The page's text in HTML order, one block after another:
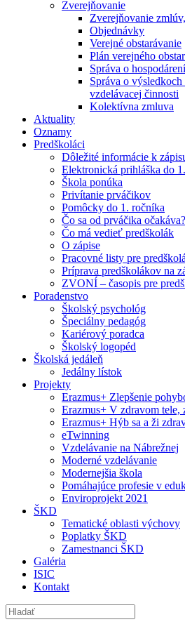
Zverejňovanie
Zverejňovanie
Objednávky
Verejné obstarávanie
Plán verejného
Správa o hospodárení
Správa o
vzdelávacej činnosti
Kolektívna zmluva
Aktuality
Oznamy
Predškoláci
Dôležité informácie k
Elektronická prihláška do
Škola ponúka
Privítanie prváčikov
Pomôcky do 1. ročníka
Čo sa od prváčika očakáva?
Čo má vedieť predškolák
O zápise
Pracovné listy pre
Príprava predškolákov na
ZVONÍ – časopis pre
Poradenstvo
Školský psychológ
Špeciálny pedagóg
Kariérový poradca
Školský logopéd
Školská jedáleň
Jedálny lístok
Projekty
Erazmus+ Zlepšenie
Erazmus+ V zdravom tele,
Erazmus+ Hýb sa a ži
eTwinning
Vzdelávanie na Nábrežnej
Moderné vzdelávanie
Modernejšia škola
Pomáhajúce profesie v
Enviroprojekt 2021
ŠKD
Tematické oblasti výchovy
Poplatky ŠKD
Zamestnanci ŠKD
Galéria
ISIC
Kontakt